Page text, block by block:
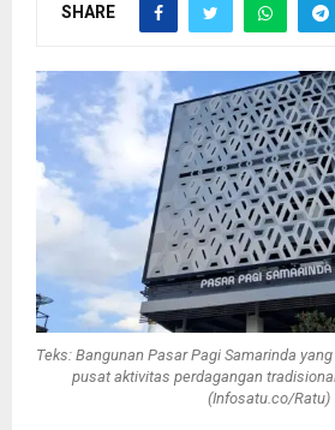
SHARE
Teks: Bangunan Pasar Pagi Samarinda
pusat aktivitas perdagangan
(Infosatu.co/Ratu)